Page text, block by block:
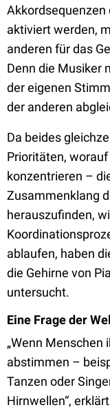
aktiviert werden,
anderen für das
Denn die Musiker
der eigenen
der anderen
Da beides
Prioritäten,
konzentrieren –
Zusammenklang
herauszufinden,
ablaufen, haben
die Gehirne von
untersucht.
Eine Frage der
„Wenn Menschen
abstimmen –
Tanzen oder
Hirnwellen“,